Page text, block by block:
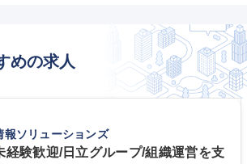
めの求人
報ソリューションズ
経験歓迎/日立グループ/組織運営を支